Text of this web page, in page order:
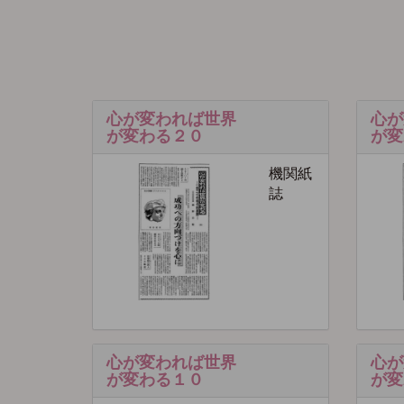
心が変われば世界
が変わる２０
機関紙
誌
心
が
心が変われば世界
が変わる１０
心
が